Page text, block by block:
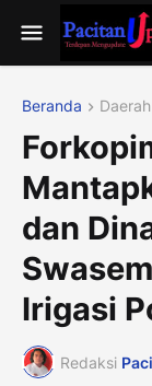
Beranda Daerah
dan
Irigasi
Redaksi